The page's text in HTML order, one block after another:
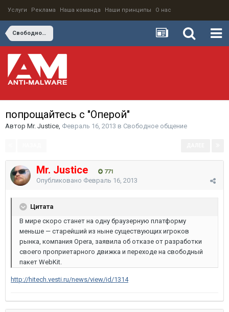
Услуги Реклама Наша команда Наши принципы О нас
Свободное общение
попрощайтесь с "Оперой"
Автор Mr. Justice, Февраль 16, 2013 в Свободное общение
Mr. Justice 771
Опубликовано Февраль 16, 2013
Цитата
В мире скоро станет на одну браузерную платформу
меньше — старейший из ныне существующих игроков
рынка, компания Opera, заявила об отказе от разработки
своего проприетарного движка и переходе на свободный
пакет WebKit.
http://hitech.vesti.ru/news/view/id/1314